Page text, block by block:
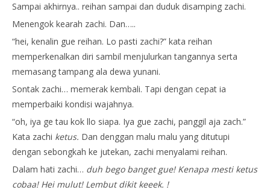
Sampai akhirnya.. reihan sampai dan duduk disamping zachi.
Menengok kearah zachi. Dan…..
“hei, kenalin gue reihan. Lo pasti zachi?” kata reihan
memperkenalkan diri sambil menjulurkan tangannya serta
memasang tampang ala dewa yunani.
Sontak zachi… memerak kembali. Tapi dengan cepat ia
memperbaiki kondisi wajahnya.
“oh, iya ge tau kok llo siapa. Iya gue zachi, panggil aja zach.”
Kata zachi ketus. Dan denggan malu malu yang ditutupi
dengan sebongkah ke jutekan, zachi menyalami reihan.
Dalam hati zachi… duh bego banget gue! Kenapa mesti ketus
cobaa! Hei mulut! Lembut dikit keeek. !